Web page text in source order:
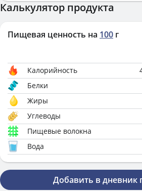
Калькулятор продукта
Пищевая ценность на 100 г
Калорийность
Белки
Жиры
Углеводы
Пищевые волокна
Вода
Добавить в дневник